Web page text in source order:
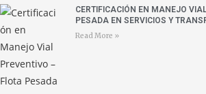
CERTIFICACIÓN EN MANEJO
PESADA EN SERVICIOS Y
Read More »